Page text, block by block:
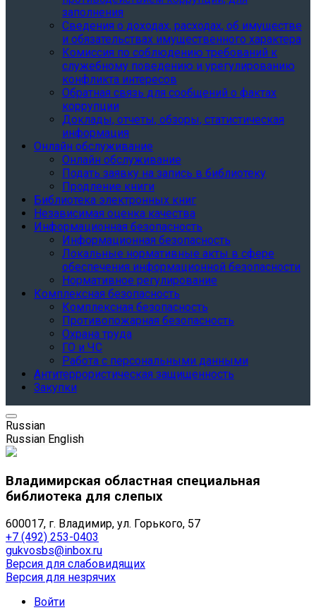
заполнения
Сведения о доходах, расходах, об имуществе
и обязательствах имущественного характера
Комиссия по соблюдению требований к
служебному поведению и урегулированию
конфликта интересов
Обратная связь для сообщений о фактах
коррупции
Доклады, отчеты, обзоры, статистическая
информация
Онлайн обслуживание
Онлайн обслуживание
Подать заявку на запись в библиотеку
Продление книги
Библиотека электронных книг
Независимая оценка качества
Информационная безопасность
Информационная безопасность
Локальные нормативные акты в сфере
обеспечения информационной безопасности
Нормативное регулирование
Комплексная безопасность
Комплексная безопасность
Противопожарная безопасность
Охрана труда
ГО и ЧС
Работа с персональными данными
Антитеррористическая защищенность
Закупки
Russian
Russian English
Владимирская областная специальная
библиотека для слепых
600017, г. Владимир, ул. Горького, 57
+7 (492) 253-0403
gukvosbs@inbox.ru
Версия для слабовидящих
Версия для незрячих
Войти